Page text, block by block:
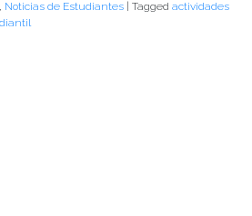
, Noticias de Estudiantes Tagged actividades